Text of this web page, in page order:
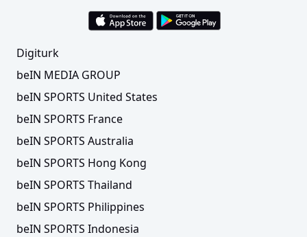
Digiturk
beIN MEDIA GROUP
beIN SPORTS United States
beIN SPORTS France
beIN SPORTS Australia
beIN SPORTS Hong Kong
beIN SPORTS Thailand
beIN SPORTS Philippines
beIN SPORTS Indonesia